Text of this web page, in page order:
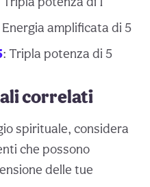
Energia amplificata di 5
: Tripla potenza di 5
correlati
spirituale, considera
che possono
delle tue